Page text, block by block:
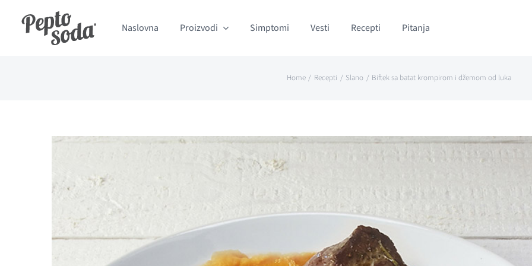
Naslovna Proizvodi Simptomi Vesti Recepti Pitanja
Home Recepti Slano Biftek sa batat krompirom i džemom od luka
View
Image